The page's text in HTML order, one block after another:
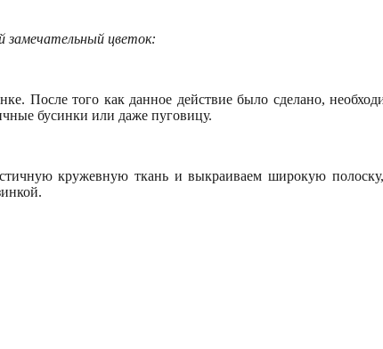
замечательный цветок:
После того как данное действие было сделано,
бусинки или даже пуговицу.
кружевную ткань и выкраиваем широкую